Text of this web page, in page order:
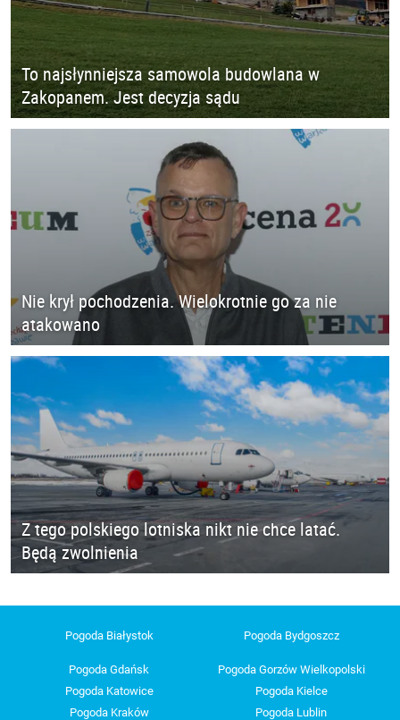
To najsłynniejsza samowola budowlana w
Zakopanem. Jest decyzja sądu
Nie krył pochodzenia. Wielokrotnie go za nie
atakowano
Z tego polskiego lotniska nikt nie chce latać.
Będą zwolnienia
Pogoda Białystok Pogoda Bydgoszcz
Pogoda Gdańsk
Pogoda Gorzów Wielkopolski
Pogoda Katowice
Pogoda Kielce
Pogoda Kraków
Pogoda Lublin